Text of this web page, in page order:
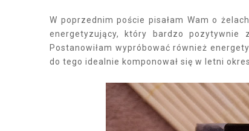
W poprzednim poście pisałam Wam o
energetyzujący, który bardzo pozytywnie
Postanowiłam wypróbować również
do tego idealnie komponował się w letni okres.